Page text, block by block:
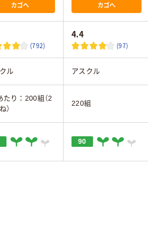
カゴへ カゴへ
(792)
4.4
(97)
ル アスクル
たり：200組（2
）
220組
90